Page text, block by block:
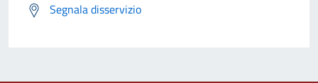
Segnala disservizio